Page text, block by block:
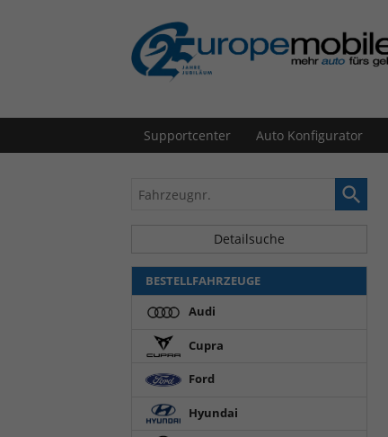
Supportcenter Auto Konfigurator
Fahrzeugnr.
Detailsuche
BESTELLFAHRZEUGE
Audi
Cupra
Ford
Hyundai